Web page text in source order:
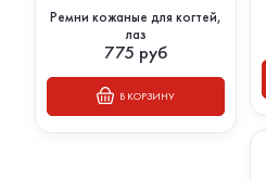
Ремни кожаные для когтей,
лаз
775 руб
В КОРЗИНУ